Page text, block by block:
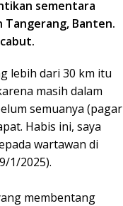
sementara
Tangerang, Banten.
lebih dari 30 km itu
masih dalam
semuanya (pagar
Habis ini, saya
wartawan di
1/2025).
membentang